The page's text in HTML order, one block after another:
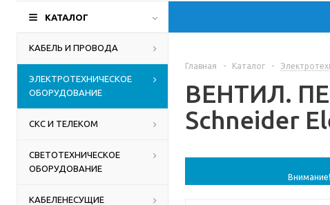
Производители
Контакты
КАТАЛОГ
КАБЕЛЬ И ПРОВОДА
ЭЛЕКТРОТЕХНИЧЕСКОЕ
ОБОРУДОВАНИЕ
СКС И ТЕЛЕКОМ
СВЕТОТЕХНИЧЕСКОЕ
ОБОРУДОВАНИЕ
КАБЕЛЕНЕСУЩИЕ
Главная - Каталог -
ВЕНТИЛ.
Schneider